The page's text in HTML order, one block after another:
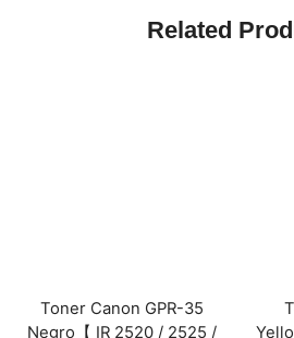
Related
Toner Canon GPR-35
Negro【 IR 2520 / 2525 /